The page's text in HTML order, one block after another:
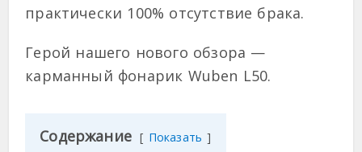
практически 100% отсутствие брака.
Герой нашего нового обзора —
карманный фонарик Wuben L50.
Содержание Показать